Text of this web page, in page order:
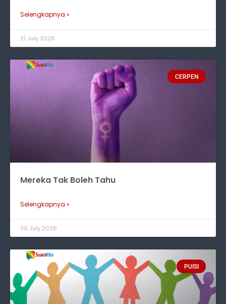
Selengkapnya »
31 July 2026
CERPEN
Mereka Tak Boleh Tahu
Selengkapnya »
30 July 2026
PUISI